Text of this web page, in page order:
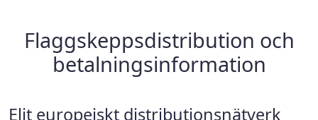
Flaggskeppsdistribution och
betalningsinformation
Elit europeiskt distributionsnätverk